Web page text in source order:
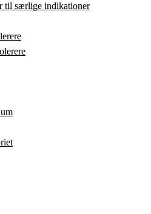
til særlige indikationer